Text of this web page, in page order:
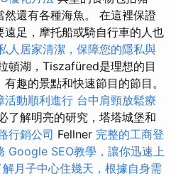
還有各種海魚。 在這裡保證
足，摩托船或騎自行車的人也
人居家清潔，保障您的隱私與
頓湖，Tiszafüred是理想的目
趣的景點和快速節目的節目。
活動順利進行 台中肩頸放鬆療
了解明亮的研究，塔塔城堡和
行銷公司 Fellner 完整的工商登
Google SEO教學，讓你迅速上
解月子中心住幾天，根據自身需